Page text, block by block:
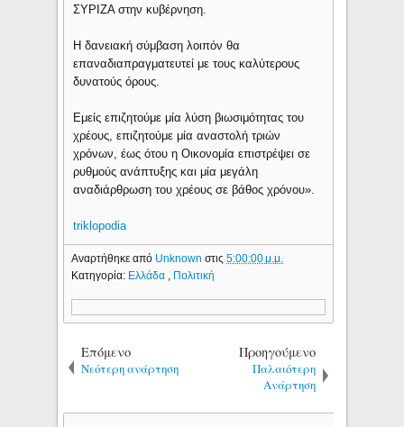
ΣΥΡΙΖΑ στην κυβέρνηση.
Η δανειακή σύμβαση λοιπόν θα
επαναδιαπραγματευτεί με τους καλύτερους
δυνατούς όρους.
Εμείς επιζητούμε μία λύση βιωσιμότητας του
χρέους, επιζητούμε μία αναστολή τριών
χρόνων, έως ότου η Οικονομία επιστρέψει σε
ρυθμούς ανάπτυξης και μία μεγάλη
αναδιάρθρωση του χρέους σε βάθος χρόνου».
triklopodia
Αναρτήθηκε από Unknownστις5:00:00 μ.μ.
Κατηγορία: Ελλάδα , Πολιτική
Επόμενο
Νεότερη ανάρτηση
Προηγούμενο
Παλαιότερη
Ανάρτηση